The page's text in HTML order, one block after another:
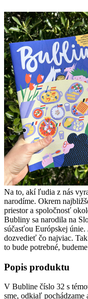
Na to, akí ľudia z nás
narodíme. Okrem
priestor a spoločnosť
Bubliny sa narodila na
súčasťou Európskej únie.
dozvedieť čo najviac.
to bude potrebné,
Popis produktu
V Bubline číslo 32 s
sme, odkiaľ pochádzame